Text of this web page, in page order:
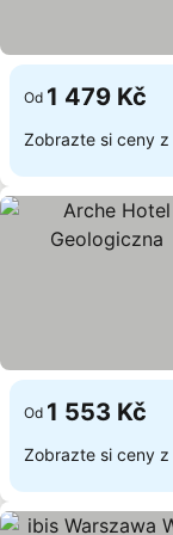
Od 1 479 Kč
Zobrazte si ceny z
Od 1 553 Kč
Zobrazte si ceny z